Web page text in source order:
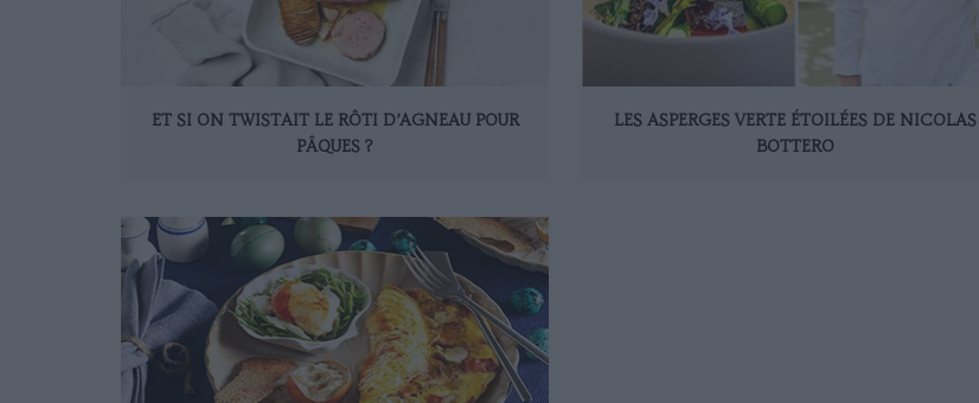
ET SI ON TWISTAIT LE RÔTI D’AGNEAU POUR
PÂQUES ?
LES ASPERGES VERTE ÉTOILÉES DE NICOLAS
BOTTERO